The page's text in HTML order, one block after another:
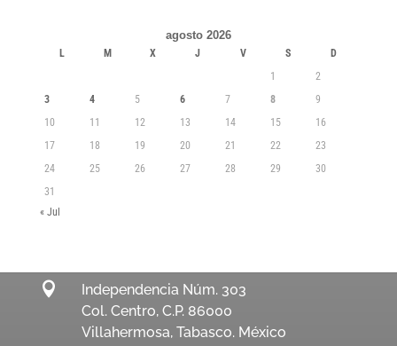
agosto 2026
L M X J V S
D
1
2
3
4 5 6 7 8
9
10
11 12 13 14 15
16
17
18 19 20 21 22
23
24
25 26 27 28 29
30
31
« Jul

Independencia Núm. 303
Col. Centro, C.P. 86000
Villahermosa, Tabasco. México